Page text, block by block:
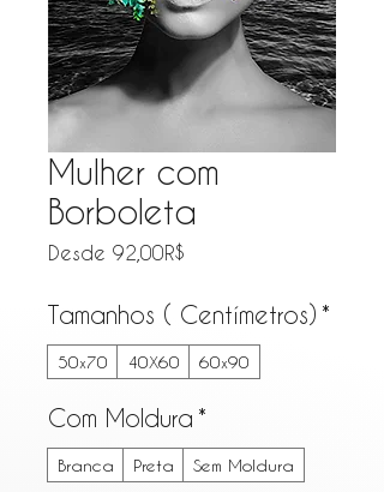
Mulher com
Borboleta
Desde 92,00R$
Tamanhos ( Centímetros) *
50x70 40X60 60x90
Com Moldura *
Branca Preta Sem Moldura